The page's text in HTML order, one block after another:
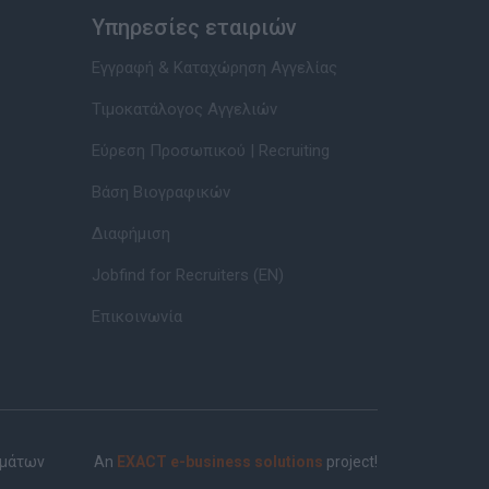
Υπηρεσίες εταιριών
Εγγραφή & Καταχώρηση Αγγελίας
Τιμοκατάλογος Αγγελιών
Εύρεση Προσωπικού | Recruiting
Βάση Βιογραφικών
Διαφήμιση
Jobfind for Recruiters (EN)
Επικοινωνία
An EXACT e-business solutions project!